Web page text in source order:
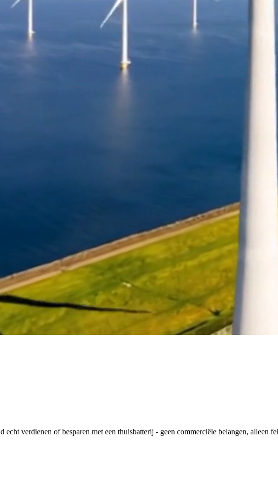
echt verdienen of besparen met een thuisbatterij - geen commerciële belangen, alleen